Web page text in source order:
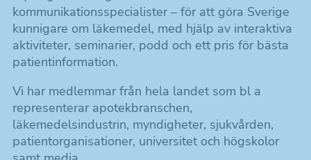
Läkemedelsformulering
Kliniska studier
Läkemedelskemi
Läkemedel för djur
Läkemedelsanalys
kommunikationsspecialister – för att göra Sverige
kunnigare om läkemedel, med hjälp av interaktiva
aktiviteter, seminarier, podd och ett pris för bästa
patientinformation.
Vi har medlemmar från hela landet som bl a
representerar apotekbranschen,
läkemedelsindustrin, myndigheter, sjukvården,
patientorganisationer, universitet och högskolor